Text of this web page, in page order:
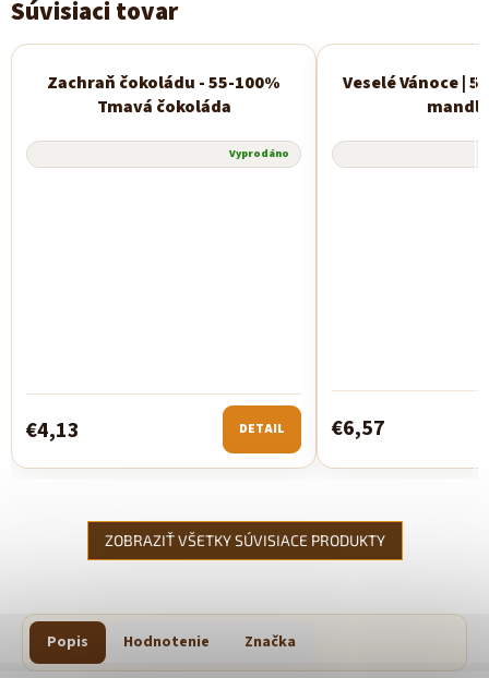
Súvisiaci tovar
Zachraň čokoládu - 55-100%
Tmavá čokoláda
Vyprodáno
€4,13 DETAIL
Veselé Vánoce |
€6,57
ZOBRAZIŤ VŠETKY SÚVISIACE PRODUKTY
Popis Hodnotenie Značka